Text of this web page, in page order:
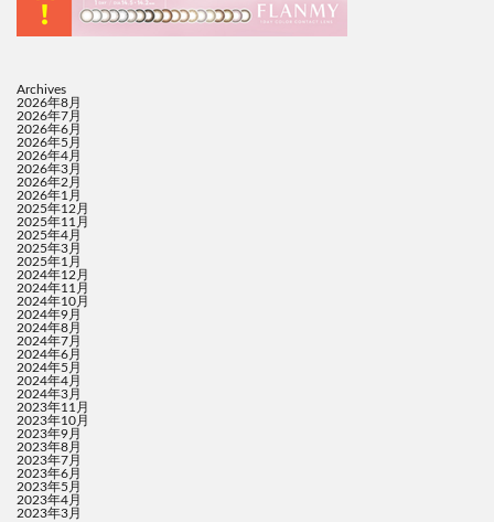
Archives
2026年8月
2026年7月
2026年6月
2026年5月
2026年4月
2026年3月
2026年2月
2026年1月
2025年12月
2025年11月
2025年4月
2025年3月
2025年1月
2024年12月
2024年11月
2024年10月
2024年9月
2024年8月
2024年7月
2024年6月
2024年5月
2024年4月
2024年3月
2023年11月
2023年10月
2023年9月
2023年8月
2023年7月
2023年6月
2023年5月
2023年4月
2023年3月